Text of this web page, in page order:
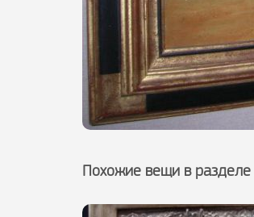
Похожие вещи в разделе